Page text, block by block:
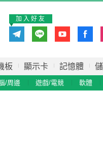
加入好友
板 顯示卡 記憶體
/周邊 遊戲/電競 軟體